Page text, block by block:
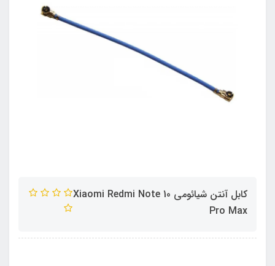
کابل آنتن شیائومی Xiaomi Redmi Note 10
Pro Max